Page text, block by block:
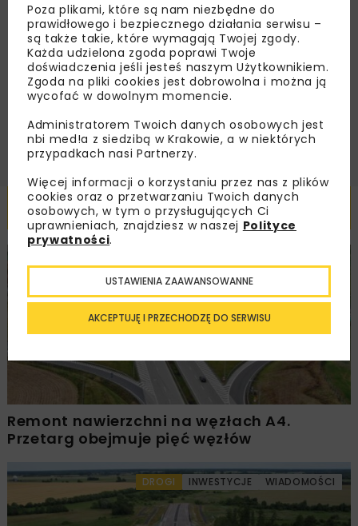
Zapoznałam/em się zPolityką Prywatnościi
Regulaminemoraz wyrażam zgodę na otrzymywanie na
podany przeze mnie adres e-mail korespondencji
handlowej w postaci newslettera.
Powiązane artykuły
DROGI INWESTYCJE WIADOMOŚCI
Remont nawierzchni na węzłach A4.
Przetarg obejmuje pięć węzłów
DROGI INWESTYCJE WIADOMOŚCI
Poza plikami, które są nam niezbędne do
prawidłowego i bezpiecznego działania serwisu –
są także takie, które wymagają Twojej zgody.
Każda udzielona zgoda poprawi Twoje
doświadczenia jeśli jesteś naszym Użytkownikiem.
Zgoda na pliki cookies jest dobrowolna i można ją
wycofać w dowolnym momencie.
Administratorem Twoich danych osobowych jest
nbi med!a z siedzibą w Krakowie, a w niektórych
przypadkach nasi Partnerzy.
Więcej informacji o korzystaniu przez nas z plików
cookies oraz o przetwarzaniu Twoich danych
osobowych, w tym o przysługujących Ci
uprawnieniach, znajdziesz w naszej Polityce
prywatności.
AKCEPTUJĘ I PRZECHODZĘ DO SERWISU
USTAWIENIA ZAAWANSOWANNE